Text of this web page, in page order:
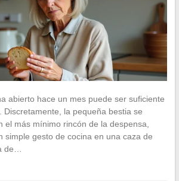
abierto hace un mes puede ser suficiente
Discretamente, la pequeña bestia se
el más mínimo rincón de la despensa,
simple gesto de cocina en una caza de
de…